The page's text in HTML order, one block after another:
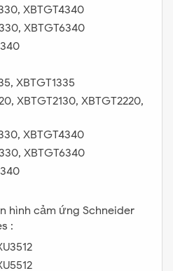
XBTGT4340
XBTGT6340
XBTGT1335
XBTGT2130, XBTGT2220,
XBTGT4340
XBTGT6340
hình cảm ứng Schneider
: